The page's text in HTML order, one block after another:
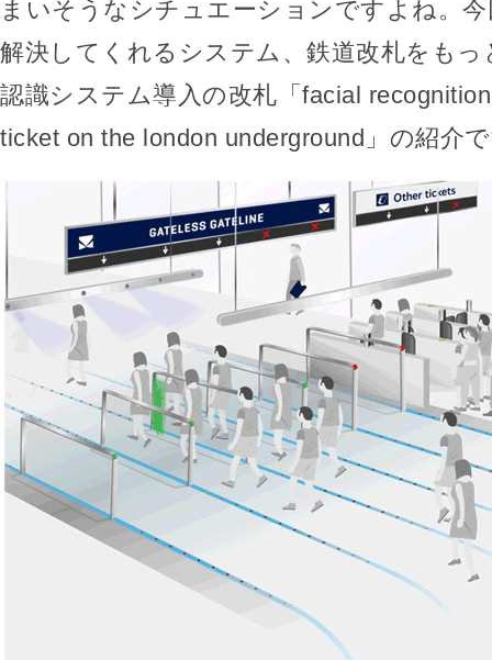
まいそうなシチュエーションですよね。
解決してくれるシステム、鉄道改札をも
認識システム導入の改札「facial
ticket on the london underground」の紹介